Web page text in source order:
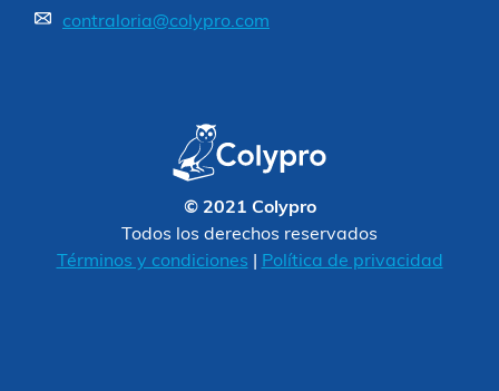
contraloria@colypro.com
© 2021 Colypro
Todos los derechos reservados
Términos y condiciones
Política de privacidad